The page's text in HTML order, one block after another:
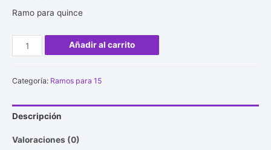
Ramo para quince
Ramo
quinciañera
cantidad
Añadir al carrito
Categoría: Ramos para 15
Descripción
Valoraciones (0)